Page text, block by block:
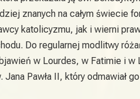
znanych na całym świecie
katolicyzmu, jak i wierni
Do regularnej modlitwy
w Lourdes, w Fatimie i w
Jana Pawła II, który odmawiał